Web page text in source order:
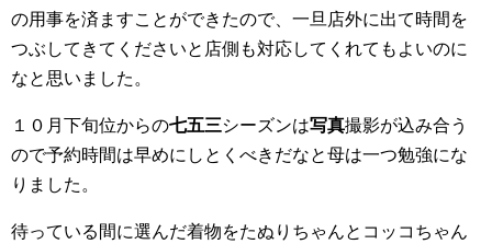
の用事を済ますことができたので、一旦店外に出て時間を
つぶしてきてくださいと店側も対応してくれてもよいのに
なと思いました。
１０月下旬位からの七五三シーズンは写真撮影が込み合う
ので予約時間は早めにしとくべきだなと母は一つ勉強にな
りました。
待っている間に選んだ着物をたぬりちゃんとコッコちゃん